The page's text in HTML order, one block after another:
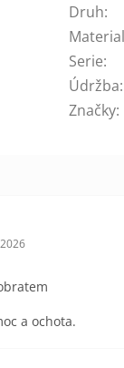
Druh:
Material
Serie:
Údržba:
Značky:
obchodu je
a ochota.